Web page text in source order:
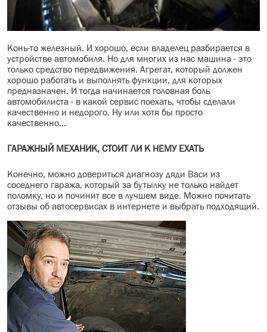
Конь-то железный. И хорошо, если владелец разбирается в
устройстве автомобиля. Но для многих из нас машина - это
только средство передвижения. Агрегат, который должен
хорошо работать и выполнять функции, для которых
предназначен. И тогда начинается головная боль
автомобилиста - в какой сервис поехать, чтобы сделали
качественно и недорого. Ну или хотя бы просто
качественно...
ГАРАЖНЫЙ МЕХАНИК, СТОИТ ЛИ К НЕМУ ЕХАТЬ
Конечно, можно довериться диагнозу дяди Васи из
соседнего гаража, который за бутылку не только найдет
поломку, но и починит все в лучшем виде. Можно почитать
отзывы об автосервисах в интернете и выбрать подходящий.